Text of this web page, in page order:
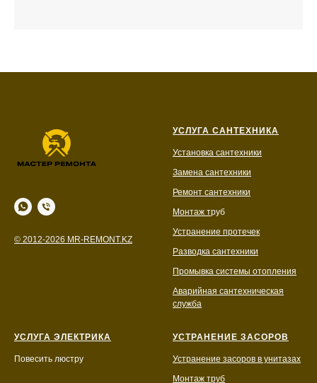
© 2012-2026 MR-REMONT.KZ
УСЛУГА САНТЕХНИКА
Установка сантехники
Замена сантехники
Ремонт сантехники
Монтаж труб
Устранение протечек
Разводка сантехники
Промывка системы отопления
Аварийная сантехническая
служба
УСЛУГА ЭЛЕКТРИКА
Повесить люстру
УСТРАНЕНИЕ ЗАСОРОВ
Устранение засоров в унитазах
Монтаж труб